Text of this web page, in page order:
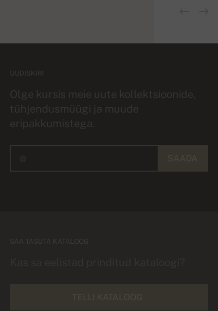
UUDISKIRI
Olge kursis meie uute kollektsioonide,
tühjendusmüügi ja muude
eripakkumistega.
SAA TASUTA KATALOOG